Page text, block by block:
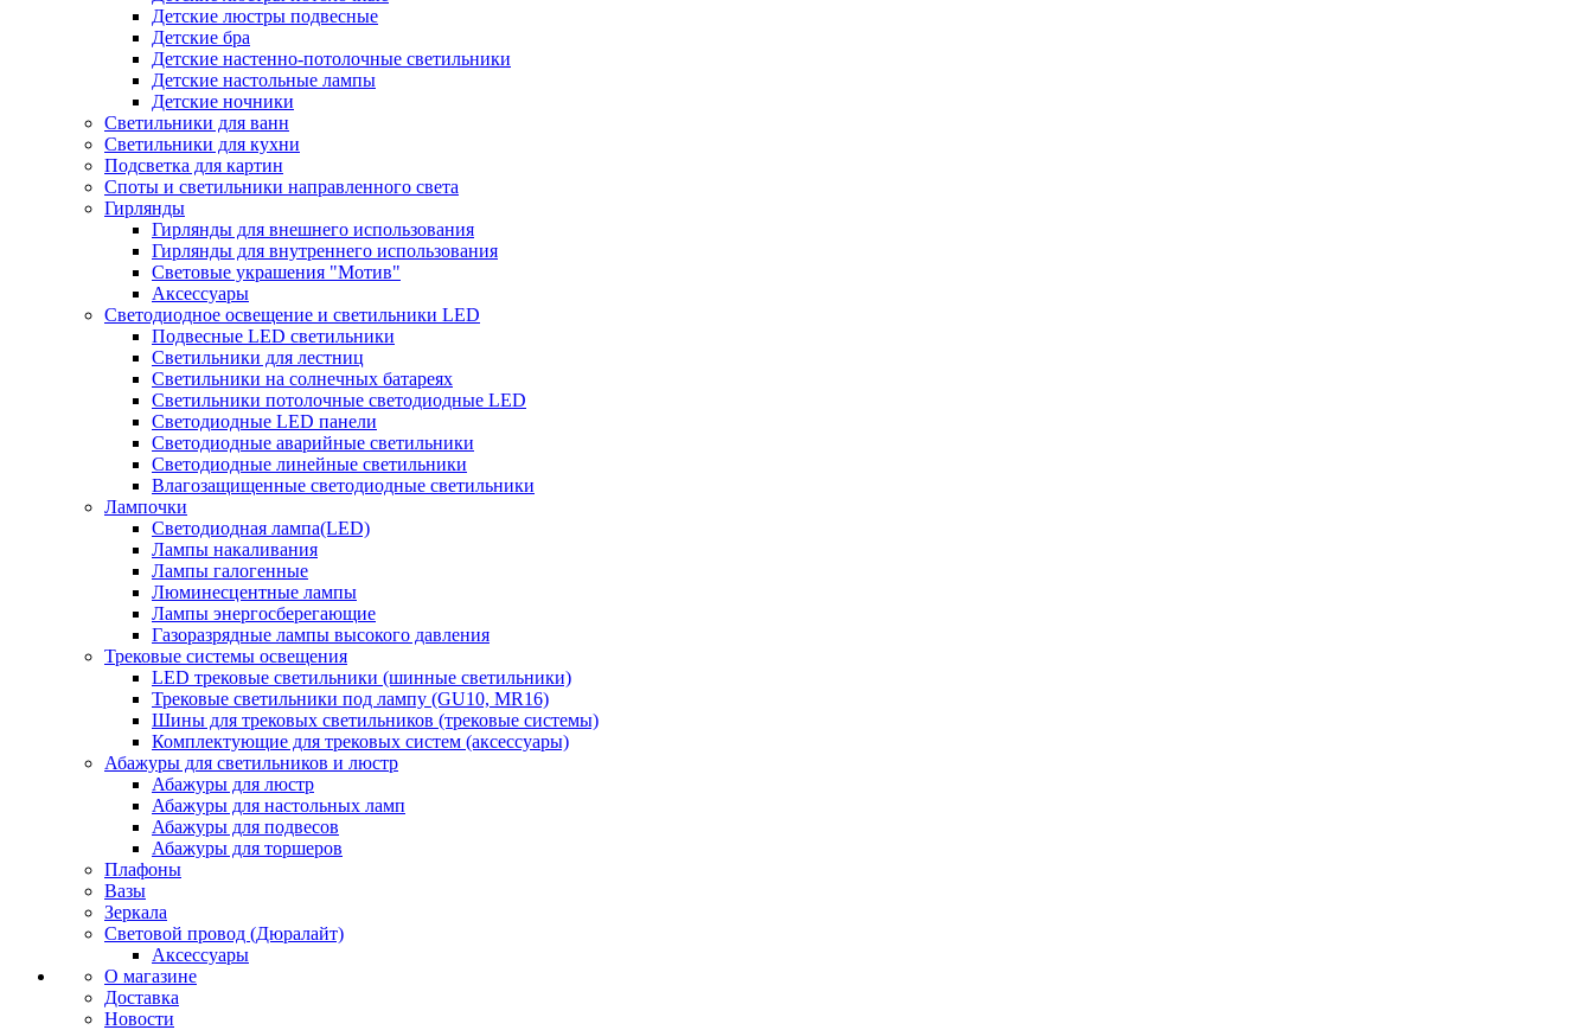
Детские люстры подвесные
Детские бра
Детские настенно-потолочные светильники
Детские настольные лампы
Детские ночники
Светильники для ванн
Светильники для кухни
Подсветка для картин
Споты и светильники направленного света
Гирлянды
Гирлянды для внешнего использования
Гирлянды для внутреннего использования
Световые украшения "Мотив"
Аксессуары
Светодиодное освещение и светильники LED
Подвесные LED светильники
Светильники для лестниц
Светильники на солнечных батареях
Светильники потолочные светодиодные LED
Светодиодные LED панели
Светодиодные аварийные светильники
Светодиодные линейные светильники
Влагозащищенные светодиодные светильники
Лампочки
Светодиодная лампа(LED)
Лампы накаливания
Лампы галогенные
Люминесцентные лампы
Лампы энергосберегающие
Газоразрядные лампы высокого давления
Трековые системы освещения
LED трековые светильники (шинные светильники)
Трековые светильники под лампу (GU10, MR16)
Шины для трековых светильников (трековые системы)
Комплектующие для трековых систем (аксессуары)
Абажуры для светильников и люстр
Абажуры для люстр
Абажуры для настольных ламп
Абажуры для подвесов
Абажуры для торшеров
Плафоны
Вазы
Зеркала
Световой провод (Дюралайт)
Аксессуары
О магазине
Доставка
Новости